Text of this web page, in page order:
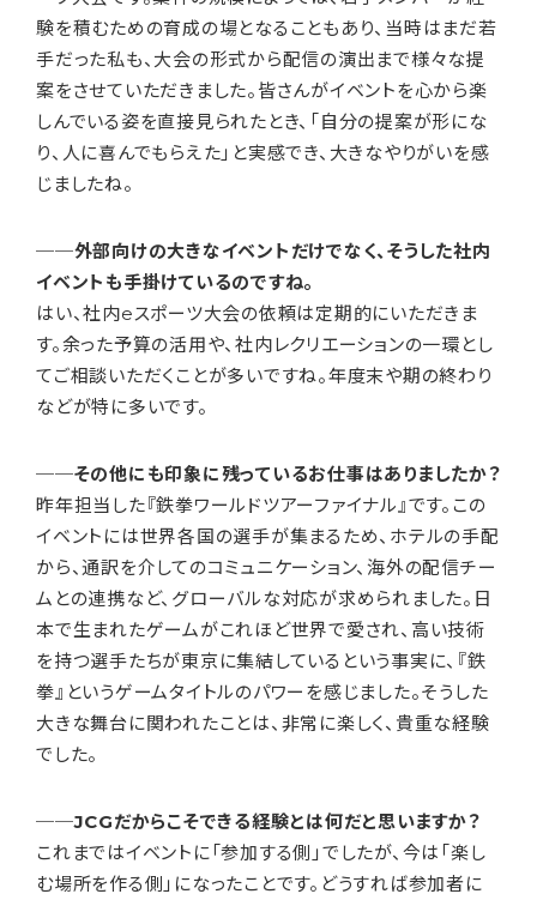
験を積むための育成の場となることもあり、当時はまだ若
手だった私も、大会の形式から配信の演出まで様々な提
案をさせていただきました。皆さんがイベントを心から楽
しんでいる姿を直接見られたとき、「自分の提案が形にな
り、人に喜んでもらえた」と実感でき、大きなやりがいを感
じましたね。
──外部向けの大きなイベントだけでなく、そうした社内
イベントも手掛けているのですね。
はい、社内eスポーツ大会の依頼は定期的にいただきま
す。余った予算の活用や、社内レクリエーションの一環とし
てご相談いただくことが多いですね。年度末や期の終わり
などが特に多いです。
──その他にも印象に残っているお仕事はありましたか？
昨年担当した『鉄拳ワールドツアーファイナル』です。この
イベントには世界各国の選手が集まるため、ホテルの手配
から、通訳を介してのコミュニケーション、海外の配信チー
ムとの連携など、グローバルな対応が求められました。日
本で生まれたゲームがこれほど世界で愛され、高い技術
を持つ選手たちが東京に集結しているという事実に、『鉄
拳』というゲームタイトルのパワーを感じました。そうした
大きな舞台に関われたことは、非常に楽しく、貴重な経験
でした。
──JCGだからこそできる経験とは何だと思いますか？
これまではイベントに「参加する側」でしたが、今は「楽し
む場所を作る側」になったことです。どうすれば参加者に